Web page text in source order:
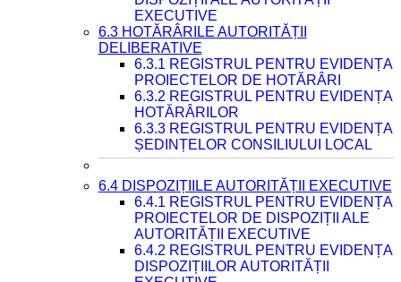
EXECUTIVE
6.3 HOTĂRÂRILE AUTORITĂȚII
DELIBERATIVE
6.3.1 REGISTRUL PENTRU EVIDENȚA
PROIECTELOR DE HOTĂRÂRI
6.3.2 REGISTRUL PENTRU EVIDENȚA
HOTĂRÂRILOR
6.3.3 REGISTRUL PENTRU EVIDENȚA
ȘEDINȚELOR CONSILIULUI LOCAL
6.4 DISPOZIȚIILE AUTORITĂȚII EXECUTIVE
6.4.1 REGISTRUL PENTRU EVIDENȚA
PROIECTELOR DE DISPOZIȚII ALE
AUTORITĂȚII EXECUTIVE
6.4.2 REGISTRUL PENTRU EVIDENȚA
DISPOZIȚIILOR AUTORITĂȚII